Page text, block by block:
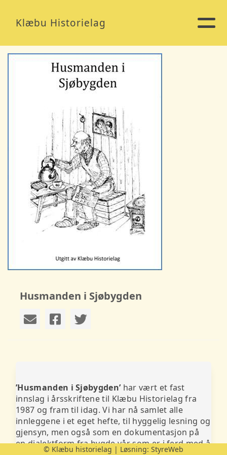
Klæbu Historielag
Husmanden i Sjøbygden
’Husmanden i Sjøbygden’har vært et fast
innslag i årsskriftene til Klæbu Historielag fra
1987 og fram til idag. Vi har nå samlet alle
innleggene i et eget hefte, til hyggelig lesning og
gjensyn, men også som en dokumentasjon på
en dialektform fra bygde vår som er i ferd med å
© Klæbu historielag | Løsning: StyreWeb